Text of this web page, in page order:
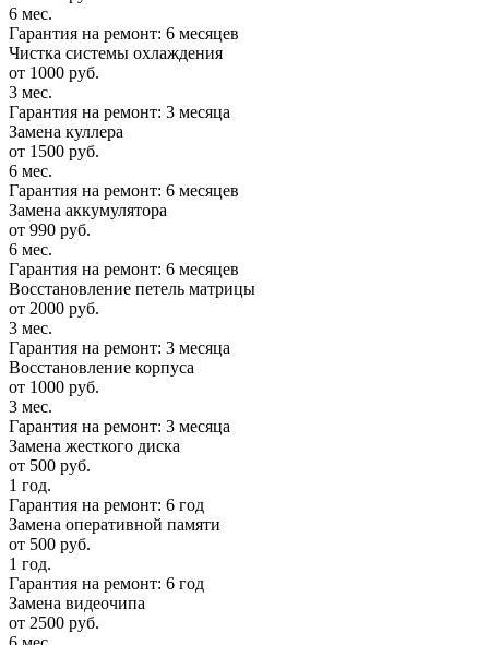
6 мес.
Гарантия на ремонт: 6 месяцев
Чистка системы охлаждения
от 1000 руб.
3 мес.
Гарантия на ремонт: 3 месяца
Замена куллера
от 1500 руб.
6 мес.
Гарантия на ремонт: 6 месяцев
Замена аккумулятора
от 990 руб.
6 мес.
Гарантия на ремонт: 6 месяцев
Восстановление петель матрицы
от 2000 руб.
3 мес.
Гарантия на ремонт: 3 месяца
Восстановление корпуса
от 1000 руб.
3 мес.
Гарантия на ремонт: 3 месяца
Замена жесткого диска
от 500 руб.
1 год.
Гарантия на ремонт: 6 год
Замена оперативной памяти
от 500 руб.
1 год.
Гарантия на ремонт: 6 год
Замена видеочипа
от 2500 руб.